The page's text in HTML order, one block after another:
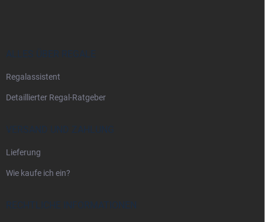
ALLES ÜBER REGALE
Regalassistent
Detaillierter Regal-Ratgeber
VERSAND UND ZAHLUNG
Lieferung
Wie kaufe ich ein?
RECHTLICHE INFORMATIONEN